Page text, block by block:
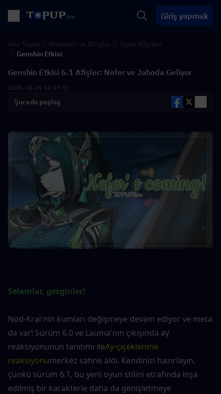
Giriş yapmak
Genshin Etkisi
Genshin Etkisi 6.1 Afişler: Nefer ve Jahoda Geliyor
2025-08-29 14:47:01
Şurada paylaş
Selamlar, gezginler!
Nod-Krai'nin kumları değişmeye devam ediyor ve meta
da var! Sürüm 6.0 ve Lauma'nın çıkışında ay
reaksiyonunun tanıtımı ileAy-çiçeklenme
reaksiyonumerkez sahne aldı. Kendinizi hazırlayın,
çünkü sürüm 6.1, bu yeni oyun stilini etrafında inşa
edilmiş bir karakterle daha da genişletmeye